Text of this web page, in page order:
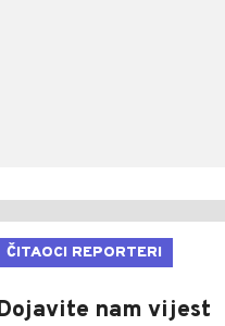
ČITAOCI REPORTERI
nam vijest